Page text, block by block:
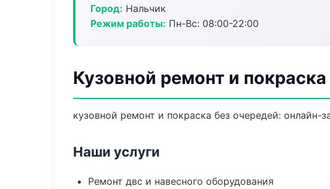
Город: Нальчик
Режим работы: Пн-Вс: 08:00-22:00
Кузовной ремонт и
кузовной ремонт и покраска без очередей: онлайн-
Наши услуги
Ремонт двс и навесного оборудования